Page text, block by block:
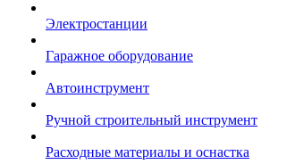
Электростанции
Гаражное оборудование
Автоинструмент
Ручной строительный инструмент
Расходные материалы и оснастка